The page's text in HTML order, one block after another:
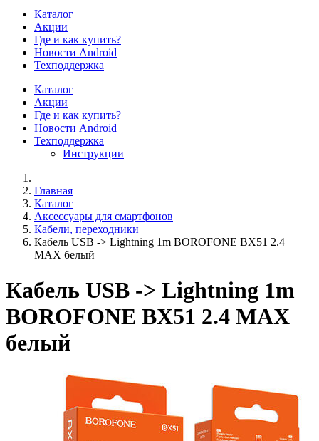
Каталог
Акции
Где и как купить?
Новости Android
Техподдержка
Каталог
Акции
Где и как купить?
Новости Android
Техподдержка
Инструкции
Главная
Каталог
Аксессуары для смартфонов
Кабели, переходники
Кабель USB -> Lightning 1m BOROFONE BX51 2.4
MAX белый
Кабель USB -> Lightning 1m
BOROFONE BX51 2.4 MAX
белый